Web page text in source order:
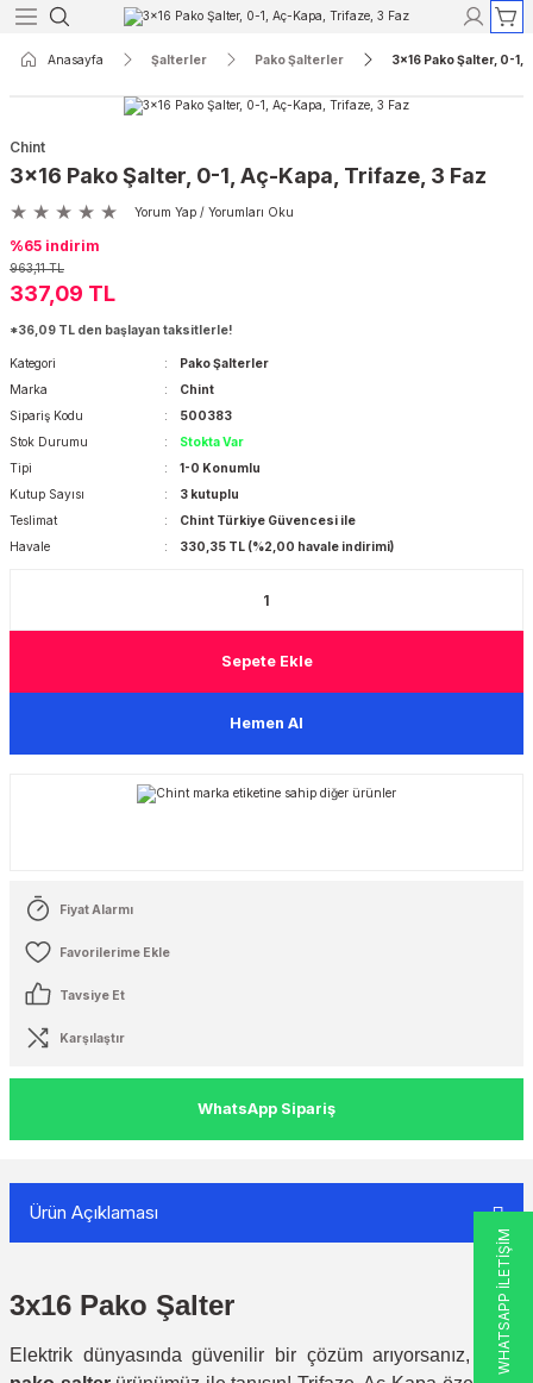
Röleleri
Röleleri
Kontaktörleri
ve Lambaları
Aletleri
Açık Tip Şalterler
4 Kutuplu Açık Tip Şalterler
Şalterleri
Şalterler
Termik Manyetik Şalterler
4 Kutuplu Termik Manyetik
ve Yuvaları
Anasayfa Şalterler Pako Şalterler 3x16 Pako Şalter, 0-1,
Chint
3x16 Pako Şalter, 0-1, Aç-Kapa, Trifaze, 3 Faz
Yorum Yap / Yorumları Oku
%65 indirim
963,11 TL
337,09 TL
*36,09 TL den başlayan taksitlerle!
Kategori
Pako Şalterler
Marka
Chint
Sipariş Kodu
500383
Stok Durumu
Stokta Var
Tipi
1-0 Konumlu
Kutup Sayısı
3 kutuplu
Teslimat
Chint Türkiye Güvencesi ile
Havale
330,35 TL (%2,00 havale indirimi)
Sepete Ekle
Hemen Al
Fiyat Alarmı
Tavsiye Et
Karşılaştır
WhatsApp Sipariş
Ürün Açıklaması
3x16 Pako Şalter
Elektrik dünyasında güvenilir bir çözüm arıyorsanız,
3x16
WHATSAPP İLETİŞİM